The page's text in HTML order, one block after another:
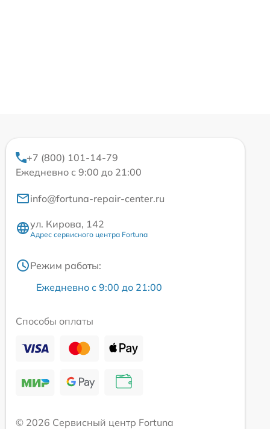
+7 (800) 101-14-79
Ежедневно с 9:00 до 21:00
info@fortuna-repair-center.ru
ул. Кирова, 142
Адрес сервисного центра Fortuna
Режим работы:
Ежедневно с 9:00 до 21:00
Способы оплаты
© 2026 Сервисный центр Fortuna